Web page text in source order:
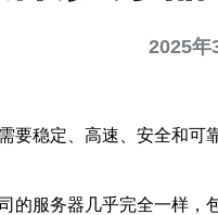
2025年
稳定、高速、安全和
的服务器几乎完全一样